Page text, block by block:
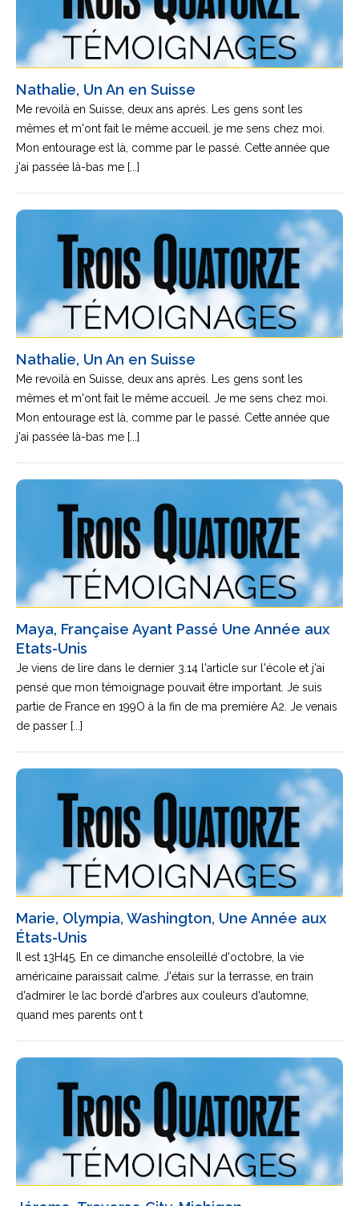
Nathalie, Un An en Suisse
Me revoilà en Suisse, deux ans aprés. Les gens sont les
mêmes et m'ont fait le même accueil. je me sens chez moi.
Mon entourage est là, comme par le passé. Cette année que
j'ai passée là-bas me [...]
Nathalie, Un An en Suisse
Me revoilà en Suisse, deux ans après. Les gens sont les
mêmes et m'ont fait le même accueil. Je me sens chez moi.
Mon entourage est là, comme par le passé. Cette année que
j'ai passée là-bas me [...]
Maya, Française Ayant Passé Une Année aux
Etats-Unis
Je viens de lire dans le dernier 3.14 l'article sur l'école et j'ai
pensé que mon témoignage pouvait être important. Je suis
partie de France en 199O à la fin de ma première A2. Je venais
de passer [...]
Marie, Olympia, Washington, Une Année aux
États-Unis
Il est 13H45. En ce dimanche ensoleillé d'octobre, la vie
américaine paraissait calme. J'étais sur la terrasse, en train
d'admirer le lac bordé d'arbres aux couleurs d'automne,
quand mes parents ont t